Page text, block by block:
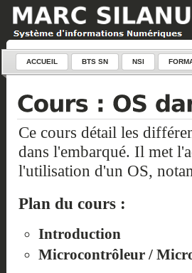
ACCUEIL BTS SN NSI
Ce cours détail les
dans l'embarqué. Il met
l'utilisation d'un OS,
Plan du cours :
Introduction
Microcontrôleur /